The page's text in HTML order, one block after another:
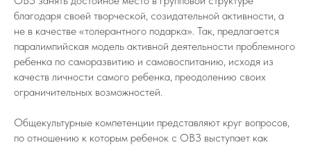
благодаря своей творческой, созидательной активности, а
не в качестве «толерантного подарка». Так, предлагается
паралимпийская модель активной деятельности проблемного
ребенка по саморазвитию и самовоспитанию, исходя из
качеств личности самого ребенка, преодолению своих
ограничительных возможностей.
Общекультурные компетенции представляют круг вопросов,
по отношению к которым ребенок с ОВЗ выступает как